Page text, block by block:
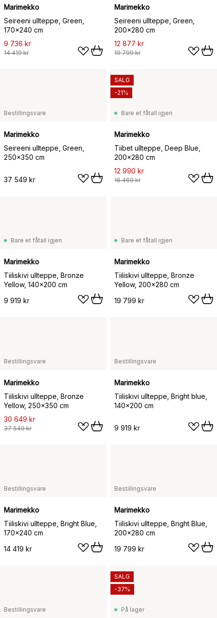
Marimekko
Seireeni ullteppe, Green,
170x240 cm
9 736 kr
14 419 kr
Marimekko
Seireeni ullteppe, Green,
200x280 cm
12 877 kr
19 799 kr
Bestillingsvare
Marimekko
Seireeni ullteppe, Green,
250x350 cm
37 549 kr
Bare et fåtall igjen
Marimekko
Tiibet ullteppe, Deep Blue,
200x280 cm
12 990 kr
16 469 kr
SALG
-21%
Bare et fåtall igjen
Marimekko
Tiiliskivi ullteppe, Bronze
Yellow, 140x200 cm
9 919 kr
Bare et fåtall igjen
Marimekko
Tiiliskivi ullteppe, Bronze
Yellow, 200x280 cm
19 799 kr
Bestillingsvare
Marimekko
Tiiliskivi ullteppe, Bronze
Yellow, 250x350 cm
30 649 kr
37 549 kr
Bestillingsvare
Marimekko
Tiiliskivi ullteppe, Bright blue,
140x200 cm
9 919 kr
Bestillingsvare
Marimekko
Tiiliskivi ullteppe, Bright Blue,
170x240 cm
14 419 kr
Bestillingsvare
Marimekko
Tiiliskivi ullteppe, Bright Blue,
200x280 cm
19 799 kr
Bestillingsvare På lager
SALG
-37%